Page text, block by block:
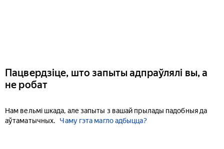
Пацвердзіце, што запыты адпраўлялі вы, а
не робат
Нам вельмі шкада, але запыты з вашай прылады падобныя да
аўтаматычных.
Чаму гэта магло адбыцца?